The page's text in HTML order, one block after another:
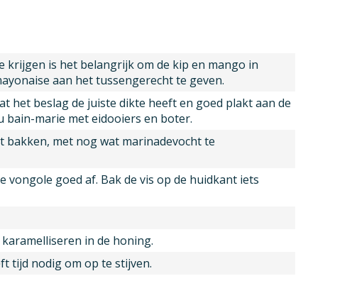
krijgen is het belangrijk om de kip en mango in
aan het tussengerecht te geven.
het beslag de juiste dikte heeft en goed plakt aan de
bain-marie met eidooiers en boter.
bakken, met nog wat marinadevocht te
vongole goed af. Bak de vis op de huidkant iets
in de honing.
tijd nodig om op te stijven.